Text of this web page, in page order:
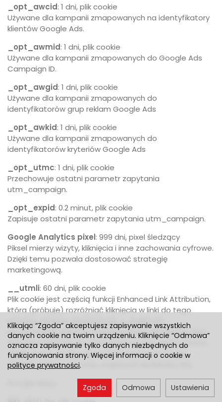
_opt_awcid: 1 dni, plik cookie
Używane dla kampanii zmapowanych na identyfikatory
klientów Google Ads.
_opt_awmid: 1 dni, plik cookie
Używane dla kampanii zmapowanych do Google Ads
Campaign ID.
_opt_awgid: 1 dni, plik cookie
Używane dla kampanii zmapowanych do
identyfikatorów grup reklam Google Ads
_opt_awkid: 1 dni, plik cookie
Używane dla kampanii zmapowanych do
identyfikatorów kryteriów Google Ads
_opt_utmc: 1 dni, plik cookie
Przechowuje ostatni parametr zapytania
utm_campaign.
_opt_expid: 0.2 minut, plik cookie
Zapisuje ostatni parametr zapytania utm_campaign.
Google Analytics pixel: 999 dni, pixel śledzący
Piksel mierzy wizyty, kliknięcia i inne zachowania cyfrowe.
Dzięki temu pozwala dostosować strategię
marketingową.
__utmli: 60 dni, plik cookie
Plik cookie jest częścią funkcji Enhanced Link Attribution,
która (próbuje) rozróżniać kliknięcia w linki do tego
samego miejsca docelowego w analizach
stronicowych. Zawiera id (jeśli istnieje) klikniętego linku
(lub jego rodzica) do odczytania na następnej stronie,
dzięki czemu analizy wewnątrzstronicowe mogą
określić, gdzie na stronie znajdował się kliknięty link.
Klikając “Zgoda” akceptujesz zapisywanie wszystkich
danych cookie na twoim urządzeniu. Kliknięcie “Odmowa”
oznacza zapisywanie tylko danych niezbędnych do
funkcjonowania strony. Więcej informacji o cookie w
polityce prywatności.
Ustawienia
Odmowa
Zgoda